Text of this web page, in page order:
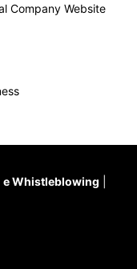
Company Website
e Whistleblowing